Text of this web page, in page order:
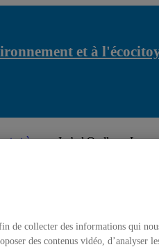
et à
et à
Isabel Orellana,
et à l'écocitoyenneté
de collecter des informations qui
des contenus vidéo, d’analyser